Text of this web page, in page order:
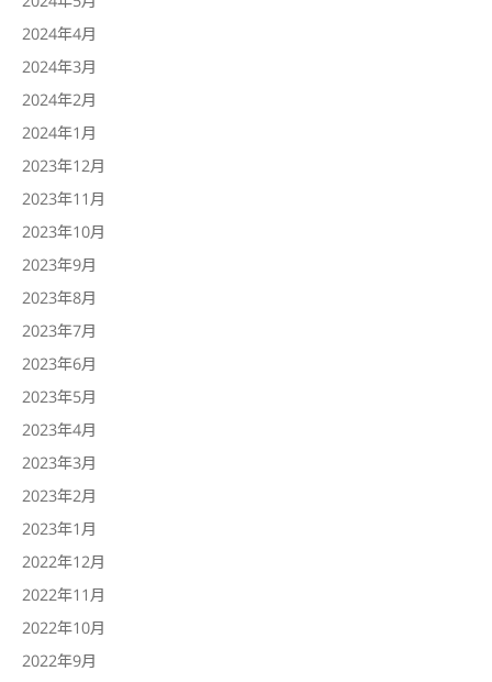
2024年4月
2024年3月
2024年2月
2024年1月
2023年12月
2023年11月
2023年10月
2023年9月
2023年8月
2023年7月
2023年6月
2023年5月
2023年4月
2023年3月
2023年2月
2023年1月
2022年12月
2022年11月
2022年10月
2022年9月